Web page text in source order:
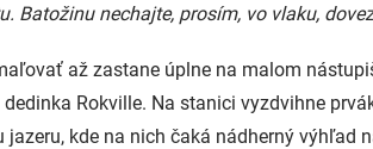
Batožinu nechajte, prosím, vo vlaku,
až zastane úplne na malom
Rokville. Na stanici vyzdvihne
kde na nich čaká nádherný